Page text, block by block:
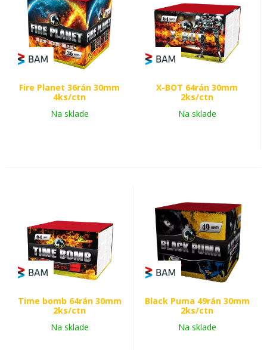
Fire Planet 36rán 30mm
4ks/ctn
Na sklade
X-BOT 64rán 30mm
2ks/ctn
Na sklade
Time bomb 64rán 30mm
2ks/ctn
Na sklade
Black Puma 49rán 30mm
2ks/ctn
Na sklade